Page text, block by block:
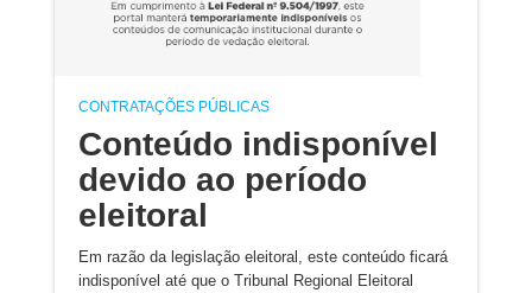
CONTRATAÇÕES PÚBLICAS
Conteúdo indisponível
devido ao período
eleitoral
Em razão da legislação eleitoral, este conteúdo ficará
indisponível até que o Tribunal Regional Eleitoral